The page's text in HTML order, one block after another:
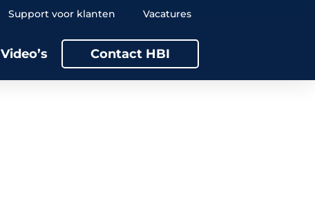
Support voor klanten Vacatures
Video’s Contact HBI